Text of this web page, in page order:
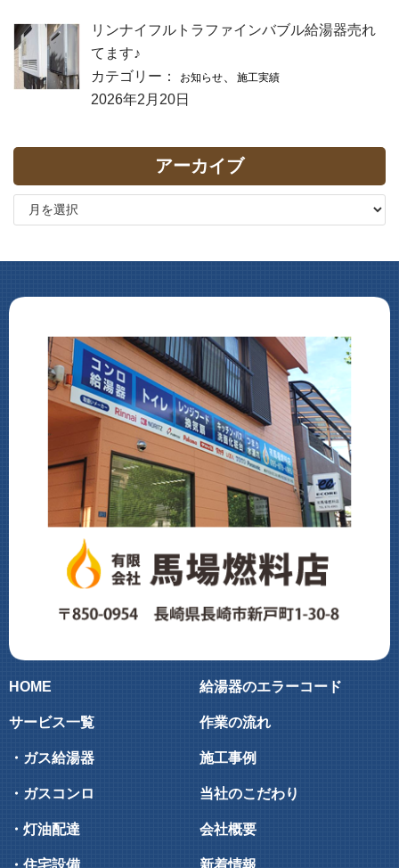
リンナイフルトラファインバブル給湯器売れ
てます♪
カテゴリー：
お知らせ 施工実績
2026年2月20日
アーカイブ
HOME
サービス一覧
・ガス給湯器
・ガスコンロ
・灯油配達
給湯器のエラーコード
作業の流れ
施工事例
当社のこだわり
会社概要